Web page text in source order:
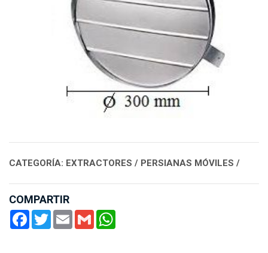
CATEGORÍA: EXTRACTORES / PERSIANAS MÓVILES /
COMPARTIR
Facebook
Twitter Email Gmail